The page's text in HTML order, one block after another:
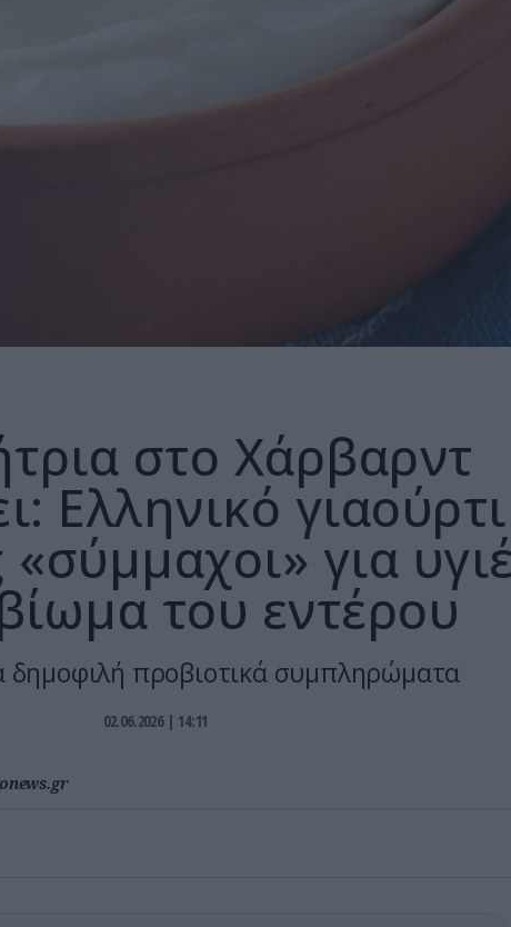
στο Χάρβαρντ
Ελληνικό
«σύμμαχοι» για
του εντέρου
δημοφιλή προβιοτικά συμπληρώματα
02.06.2026 | 14:11